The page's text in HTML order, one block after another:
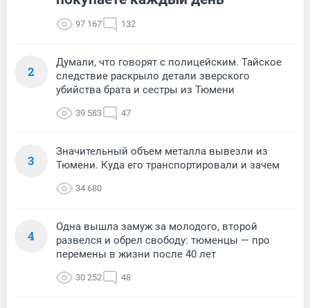
97 167 132
2
Думали, что говорят с полицейским. Тайское
следствие раскрыло детали зверского
убийства брата и сестры из Тюмени
39 583 47
3
Значительный объем металла вывезли из
Тюмени. Куда его транспортировали и зачем
34 680
4
Одна вышла замуж за молодого, второй
развелся и обрел свободу: тюменцы — про
перемены в жизни после 40 лет
30 252 48